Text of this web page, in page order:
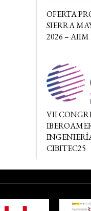
OFERTA
SIERRA
2026 – AIIM
VII
CIBITEC25